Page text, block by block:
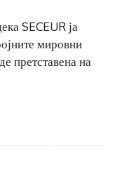
SECEUR ја
мировни
претставена на